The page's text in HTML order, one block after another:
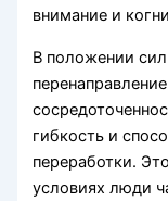
внимание и
В положении
гибкость и
переработки.
условиях люди